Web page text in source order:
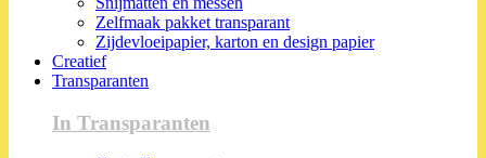
Zelfmaak pakket transparant
Zijdevloeipapier, karton en design papier
Creatief
Transparanten
In Transparanten